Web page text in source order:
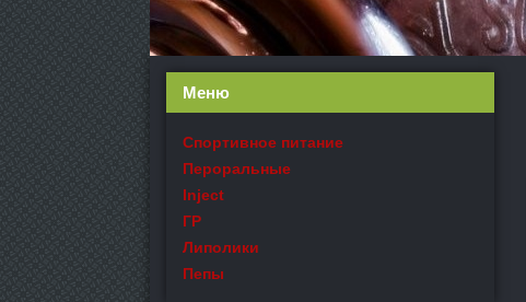
Меню
Спортивное питание
Пероральные
Inject
ГР
Липолики
Пепы